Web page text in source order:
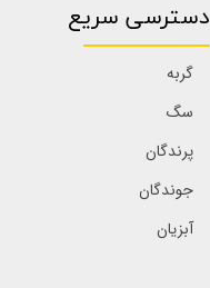
دسترسی سریع
گربه
سگ
پرندگان
جوندگان
آبزیان